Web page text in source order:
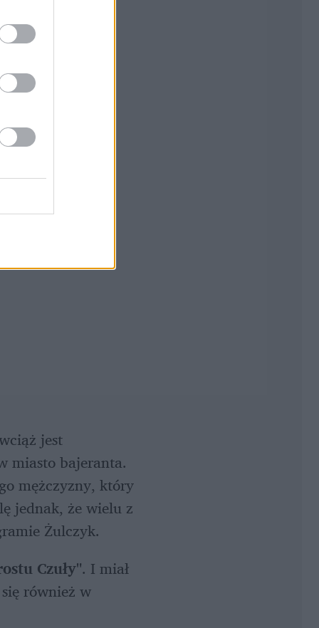
jest
miasto bajeranta.
mężczyzny, który
jednak, że wielu z
Żulczyk.
Czuły". I miał
również w